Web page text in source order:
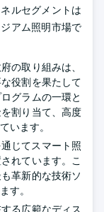
ルセグメントは
アム照明市場で
の取り組みは、
役割を果たして
グラムの一環と
割り当て、高度
います。
じてスマート照
れています。こ
革新的な技術ソ
す。
る広範なディス